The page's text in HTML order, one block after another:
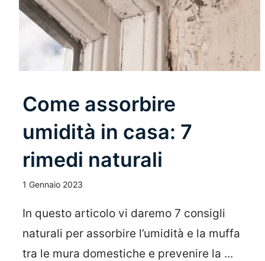
Come assorbire
umidità in casa: 7
rimedi naturali
1 Gennaio 2023
In questo articolo vi daremo 7 consigli
naturali per assorbire l’umidità e la muffa
tra le mura domestiche e prevenire la ...